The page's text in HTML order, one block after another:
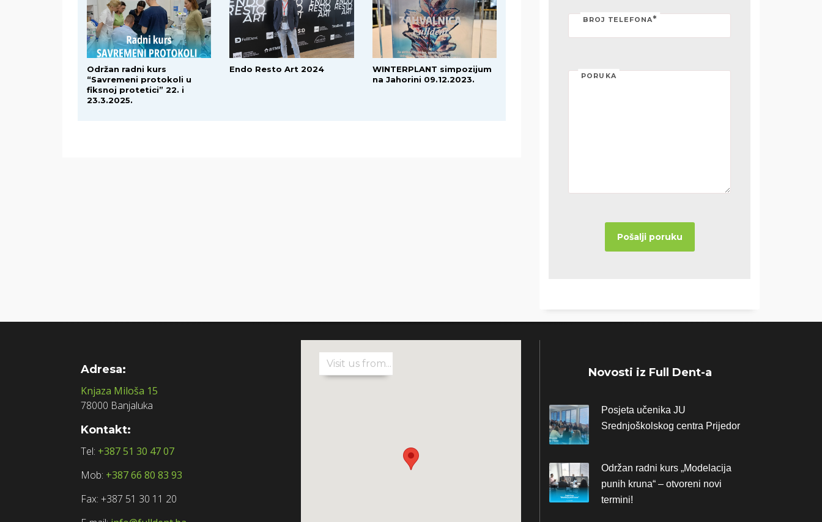
Održan radni kurs
“Savremeni protokoli u
fiksnoj protetici” 22. i
23.3.2025.
Endo Resto Art 2024
WINTERPLANT simpozijum
na Jahorini 09.12.2023.
BROJ TELEFONA*
PORUKA
Adresa:
Knjaza Miloša 15
78000 Banjaluka
Kontakt:
Tel: +387 51 30 47 07
Mob: +387 66 80 83 93
Fax: +387 51 30 11 20
Novosti iz Full Dent-a
Posjeta učenika JU
Srednjoškolskog centra Prijedor
Održan radni kurs „Modelacija
punih kruna“ – otvoreni novi
termini!